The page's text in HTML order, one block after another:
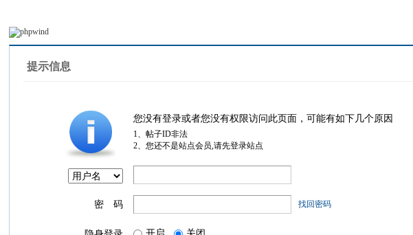
提示信息
您没有登录或者您没有权限访问此页面，可能有如下几个原因
1、帖子ID非法
2、您还不是站点会员,请先登录站点
密 码 找回密码